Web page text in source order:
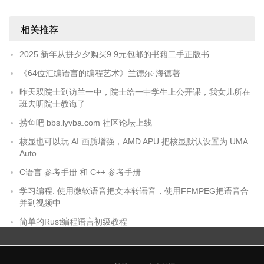
相关推荐
2025 新年从拼夕夕购买9.9元包邮的书籍二手正版书
《64位汇编语言的编程艺术》兰德尔·海德著
昨天双院士到访兰一中，院士给一中学生上公开课，我女儿所在
班去听院士教诲了
捞鱼吧 bbs.lyvba.com 社区论坛上线
核显也可以玩 AI 画质增强，AMD APU 把核显默认设置为 UMA
Auto
C语言 参考手册 和 C++ 参考手册
学习编程: 使用微软语音把文本转语音，使用FFMPEG把语音合
并到视频中
简单的Rust编程语言初级教程